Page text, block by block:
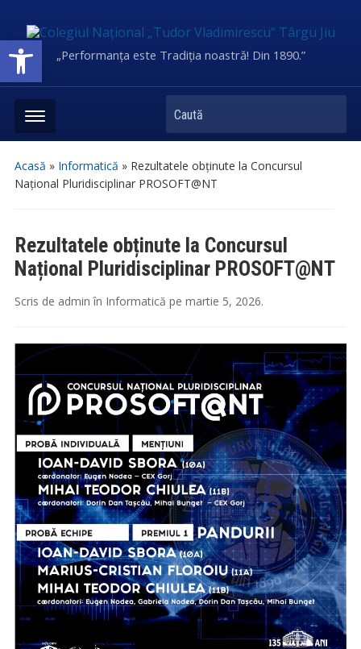
Deschide bara de unelte„Performanța este Tradiția noastră! Din 1890.”
Caută
Acasă » Informatică » Rezultatele obținute la Concursul
Național Pluridisciplinar PROSOFT@NT
Rezultatele obținute la Concursul
Național Pluridisciplinar PROSOFT@NT
Scris de admin în Informatică pe martie 5, 2026.